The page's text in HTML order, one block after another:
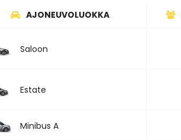
AJONEUVOLUOKKA
Saloon
Estate
Minibus A